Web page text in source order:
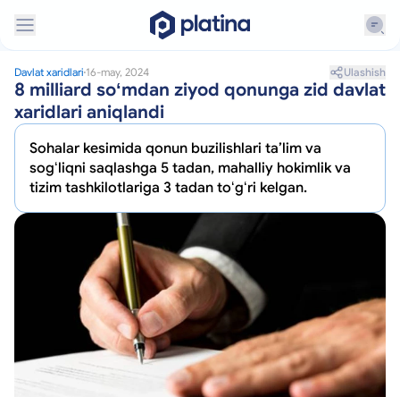
Davlat xaridlari 16-may, 2024 Ulashish
8 milliard soʻmdan ziyod qonunga zid davlat
xaridlari aniqlandi
Sohalar kesimida qonun buzilishlari taʼlim va
sogʻliqni saqlashga 5 tadan, mahalliy hokimlik va
tizim tashkilotlariga 3 tadan toʻgʻri kelgan.